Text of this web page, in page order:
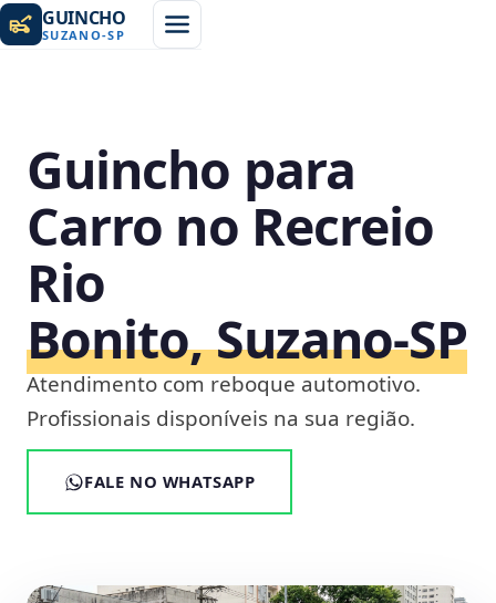
GUINCHO
SUZANO-SP
Guincho para
Carro no Recreio
Rio
Bonito, Suzano‑SP
Atendimento com reboque automotivo.
Profissionais disponíveis na sua região.
FALE NO WHATSAPP